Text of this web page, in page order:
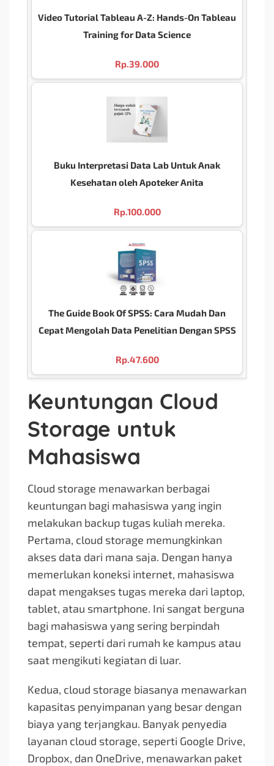
Video Tutorial Tableau A-Z: Hands-On Tableau
Training for Data Science
Rp.39.000
Buku Interpretasi Data Lab Untuk Anak
Kesehatan oleh Apoteker Anita
Rp.100.000
The Guide Book Of SPSS: Cara Mudah Dan
Cepat Mengolah Data Penelitian Dengan SPSS
Rp.47.600
Keuntungan Cloud
Storage untuk
Mahasiswa
Cloud storage menawarkan berbagai
keuntungan bagi mahasiswa yang ingin
melakukan backup tugas kuliah mereka.
Pertama, cloud storage memungkinkan
akses data dari mana saja. Dengan hanya
memerlukan koneksi internet, mahasiswa
dapat mengakses tugas mereka dari laptop,
tablet, atau smartphone. Ini sangat berguna
bagi mahasiswa yang sering berpindah
tempat, seperti dari rumah ke kampus atau
saat mengikuti kegiatan di luar.
Kedua, cloud storage biasanya menawarkan
kapasitas penyimpanan yang besar dengan
biaya yang terjangkau. Banyak penyedia
layanan cloud storage, seperti Google Drive,
Dropbox, dan OneDrive, menawarkan paket